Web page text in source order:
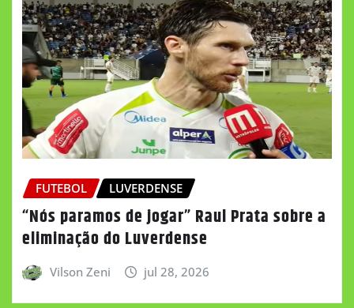
FUTEBOL LUVERDENSE
“Nós paramos de jogar” Raul Prata sobre a
eliminação do Luverdense
Vilson Zeni jul 28, 2026